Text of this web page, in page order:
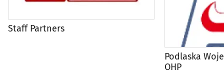
Staff Partners
Podlaska
OHP